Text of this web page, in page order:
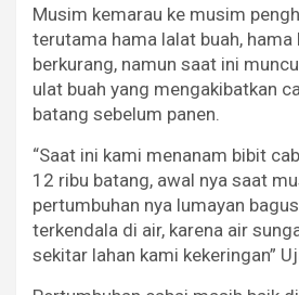
Musim kemarau ke musim
terutama hama lalat buah, hama
berkurang, namun saat ini
ulat buah yang mengakibatkan
batang sebelum panen.
“Saat ini kami menanam bibit
12 ribu batang, awal nya saat
pertumbuhan nya lumayan
terkendala di air, karena air
sekitar lahan kami kekeringan”